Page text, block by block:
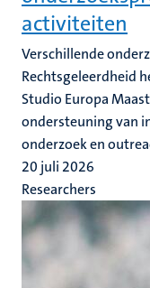
activiteiten
Verschillende
Rechtsgeleerdheid
Studio Europa
ondersteuning van
onderzoek en
20 juli 2026
Researchers